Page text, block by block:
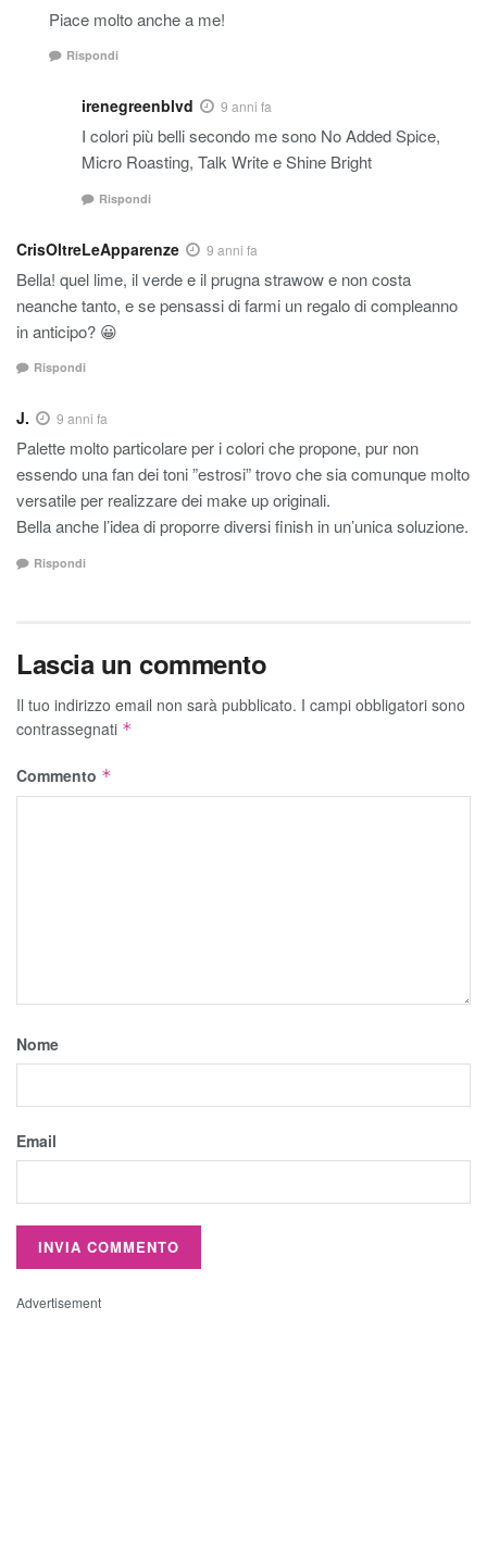
Piace molto anche a me!
Rispondi
irenegreenblvd 9 anni fa
I colori più belli secondo me sono No Added Spice,
Micro Roasting, Talk Write e Shine Bright
Rispondi
CrisOltreLeApparenze 9 anni fa
Bella! quel lime, il verde e il prugna strawow e non costa
neanche tanto, e se pensassi di farmi un regalo di compleanno
in anticipo? 😀
Rispondi
J. 9 anni fa
Palette molto particolare per i colori che propone, pur non
essendo una fan dei toni ”estrosi” trovo che sia comunque molto
versatile per realizzare dei make up originali.
Bella anche l’idea di proporre diversi finish in un’unica soluzione.
Rispondi
Lascia un commento
Il tuo indirizzo email non sarà pubblicato. I campi obbligatori sono
contrassegnati *
Commento *
Nome
Email
Advertisement